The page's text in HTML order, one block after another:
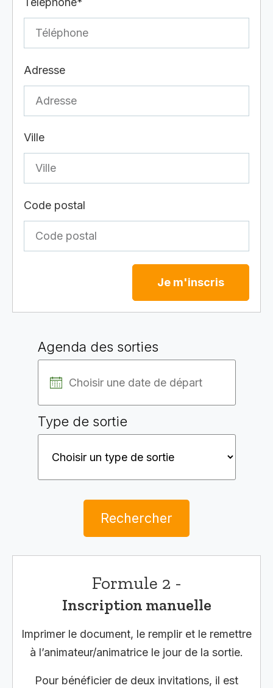
Adresse
Ville
Code postal
Je m'inscris
Agenda des sorties
Type de sortie
Rechercher
Formule 2 -
Inscription manuelle
Imprimer le document, le remplir et le remettre
à l’animateur/animatrice le jour de la sortie.
Pour bénéficier de deux invitations, il est